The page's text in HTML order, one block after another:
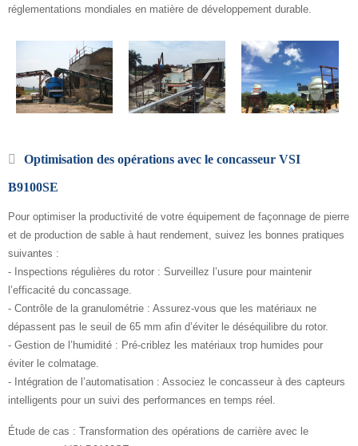
réglementations mondiales en matière de développement durable.
Optimisation des opérations avec le concasseur VSI
B9100SE
Pour optimiser la productivité de votre équipement de façonnage de pierre
et de production de sable à haut rendement, suivez les bonnes pratiques
suivantes :
- Inspections régulières du rotor : Surveillez l’usure pour maintenir
l’efficacité du concassage.
- Contrôle de la granulométrie : Assurez-vous que les matériaux ne
dépassent pas le seuil de 65 mm afin d’éviter le déséquilibre du rotor.
- Gestion de l’humidité : Pré-criblez les matériaux trop humides pour
éviter le colmatage.
- Intégration de l’automatisation : Associez le concasseur à des capteurs
intelligents pour un suivi des performances en temps réel.
Étude de cas : Transformation des opérations de carrière avec le